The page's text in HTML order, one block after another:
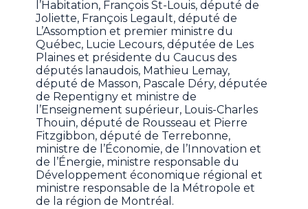
l’Habitation, François St-Louis, député de
Joliette, François Legault, député de
L’Assomption et premier ministre du
Québec, Lucie Lecours, députée de Les
Plaines et présidente du Caucus des
députés lanaudois, Mathieu Lemay,
député de Masson, Pascale Déry, députée
de Repentigny et ministre de
l’Enseignement supérieur, Louis-Charles
Thouin, député de Rousseau et Pierre
Fitzgibbon, député de Terrebonne,
ministre de l’Économie, de l’Innovation et
de l’Énergie, ministre responsable du
Développement économique régional et
ministre responsable de la Métropole et
de la région de Montréal.